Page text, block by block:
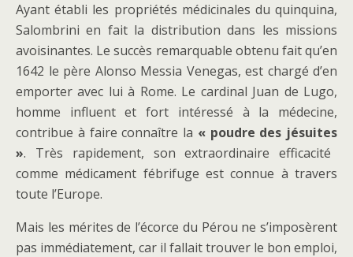
Ayant établi les propriétés médicinales du quinquina,
Salombrini en fait la distribution dans les missions
avoisinantes. Le succès remarquable obtenu fait qu’en
1642 le père Alonso Messia Venegas, est chargé d’en
emporter avec lui à Rome. Le cardinal Juan de Lugo,
homme influent et fort intéressé à la médecine,
contribue à faire connaître la « poudre des jésuites
». Très rapidement, son extraordinaire efficacité
comme médicament fébrifuge est connue à travers
toute l’Europe.
Mais les mérites de l’écorce du Pérou ne s’imposèrent
pas immédiatement, car il fallait trouver le bon emploi,